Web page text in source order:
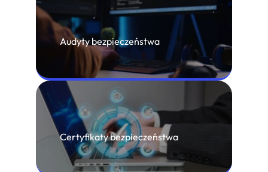
Audyty bezpieczeństwa
Certyfikaty bezpieczeństwa